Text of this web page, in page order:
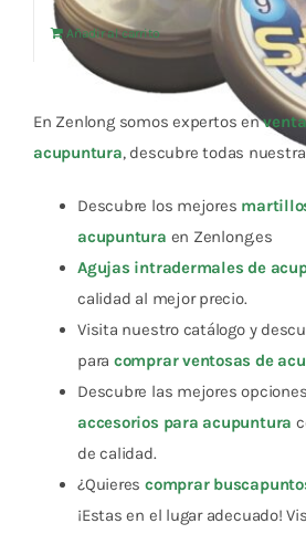
original
era:
actual
es:
Añadir al carrito
En Zenlong somos expertos en
acupuntura, descubre todas
Descubre los mejores
acupuntura en Zenlong.es
Agujas intradermales de
calidad al mejor precio.
Visita nuestro catálogo y
para comprar ventosas de
Descubre las mejores
accesorios para acupuntura
de calidad.
¿Quieres comprar
¡Estas en el lugar adecuado!